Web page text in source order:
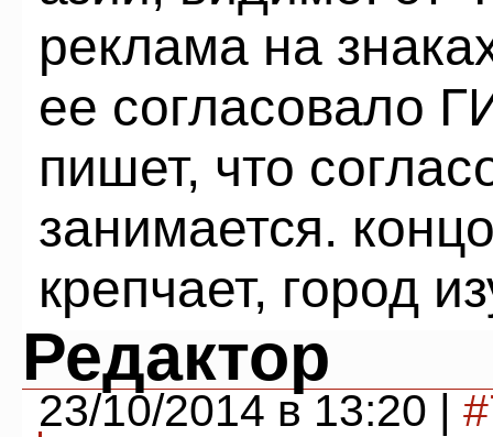
реклама на
ее согласовало
пишет, что
занимается.
крепчает, город
Редактор
23/10/2014 в 13:20 |